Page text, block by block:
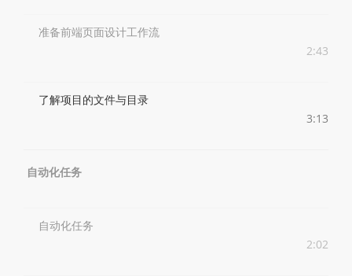
准备前端页面设计工作流
2:43
了解项目的文件与目录
3:13
自动化任务
自动化任务
2:02